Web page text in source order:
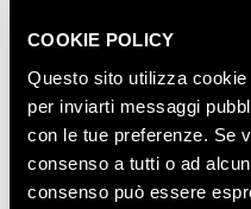
COOKIE POLICY
Questo sito utilizza cookie
per inviarti messaggi
con le tue preferenze. Se
consenso a tutti o ad
consenso può essere